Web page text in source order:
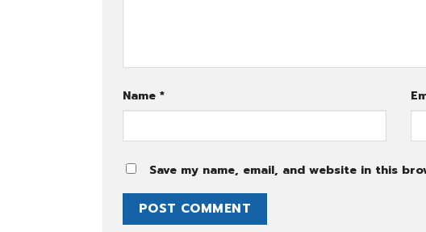
Name *
Save my name, email, and website in this